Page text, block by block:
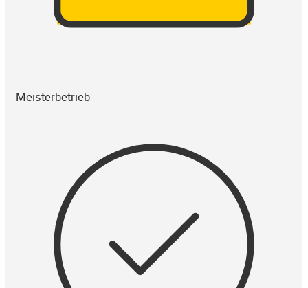
Meisterbetrieb